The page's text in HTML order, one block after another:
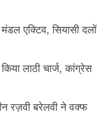
एक्टिव, सियासी दलों
लाठी चार्ज, कांग्रेस
रज़वी बरेलवी ने वक्फ